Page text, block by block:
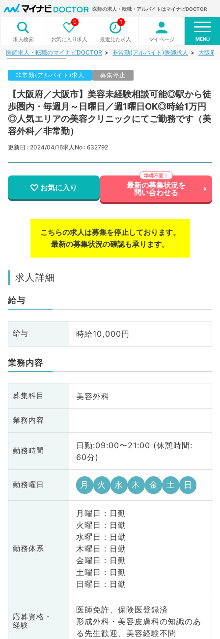
医師の求人・転職・アルバイトはマイナビDOCTOR
求人検索 お気に入り求人
0
最近見た求人
1
マイページ MENU
医師求人・転職のマイナビDOCTOR 非常勤(アルバイト)医師求人 大阪府
非常勤(アルバイト)求人 募集停止
【大阪府／大阪市】美容未経験相談可能◎駅から徒
歩圏内・毎週月～日曜日／週1曜日OK◎時給1万円
◎人気エリアの美容クリニックにてご勤務です（美
容外科／非常勤）
更新日 : 2024/04/16求人No : 632792
お気に入り 最新の募集状況を
問い合わせる
こちらの求人は募集を停止しております。
最新の募集状況の確認も承ります。
求人詳細
給与
給与 時給10,000円
業務内容
募集科目 美容外科
業務内容
勤務時間
日勤:09:00〜21:00 (休憩時間:
60分)
勤務曜日 月 火 水 木 金 土 日
勤務体系
月曜日 : 日勤
火曜日 : 日勤
水曜日 : 日勤
木曜日 : 日勤
金曜日 : 日勤
土曜日 : 日勤
日曜日 : 日勤
応募資格・
経験
医師免許、保険医登録済
形成外科・美容皮膚科の知識のあ
る先生歓迎、美容経験不問